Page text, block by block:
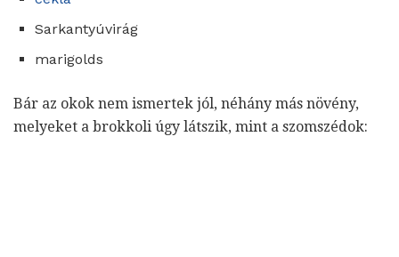
Sarkantyúvirág
marigolds
Bár az okok nem ismertek jól, néhány más növény,
melyeket a brokkoli úgy látszik, mint a szomszédok: